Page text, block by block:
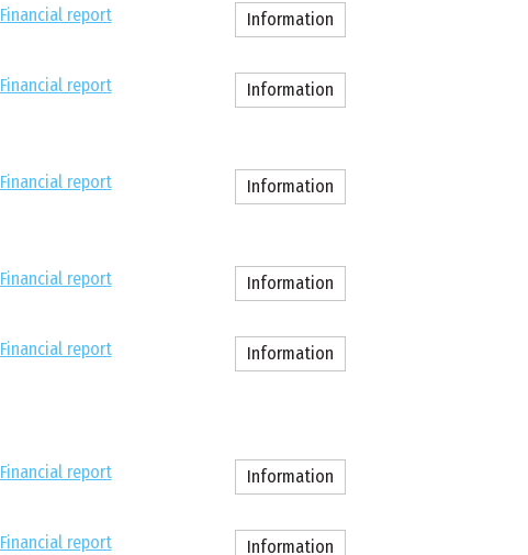
Financial report Information
Financial report Information
Financial report Information
Financial report Information
Financial report Information
Financial report Information
Financial report Information